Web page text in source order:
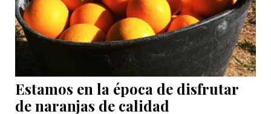
Estamos en la época de disfrutar
de naranjas de calidad